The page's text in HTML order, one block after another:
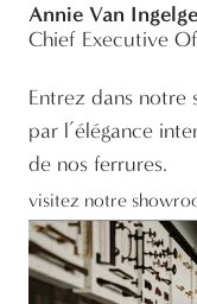
Annie Van
Chief Executive
Entrez dans notre
par l’élégance
de nos ferrures.
visitez notre